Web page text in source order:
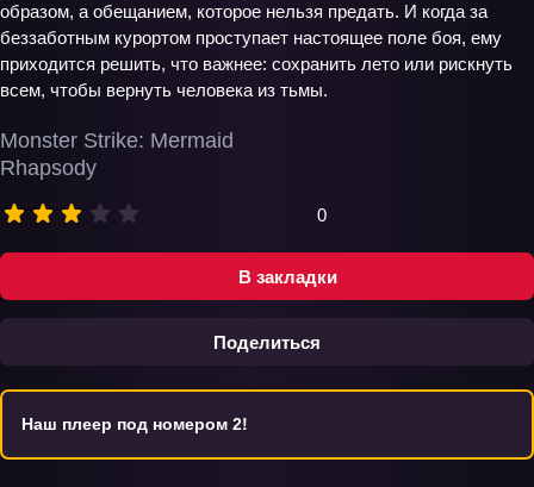
В закладки
Поделиться
Monster Strike: Mermaid
Rhapsody
0
образом, а обещанием, которое нельзя предать. И когда за
беззаботным курортом проступает настоящее поле боя, ему
приходится решить, что важнее: сохранить лето или рискнуть
всем, чтобы вернуть человека из тьмы.
Наш плеер под номером 2!